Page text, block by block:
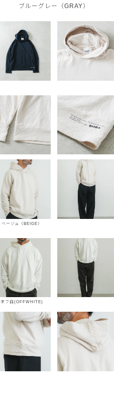
ブルーグレー（GRAY）
ベージュ（BEIGE）
オフ白(OFFWHITE)